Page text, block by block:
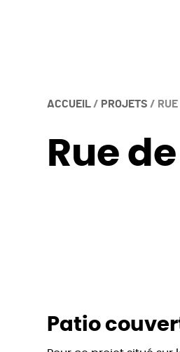
ACCUEIL / PROJETS /
Rue
Patio